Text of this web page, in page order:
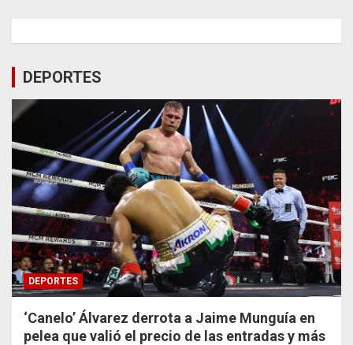
DEPORTES
DEPORTES
‘Canelo’ Álvarez derrota a Jaime Munguía en
pelea que valió el precio de las entradas y más